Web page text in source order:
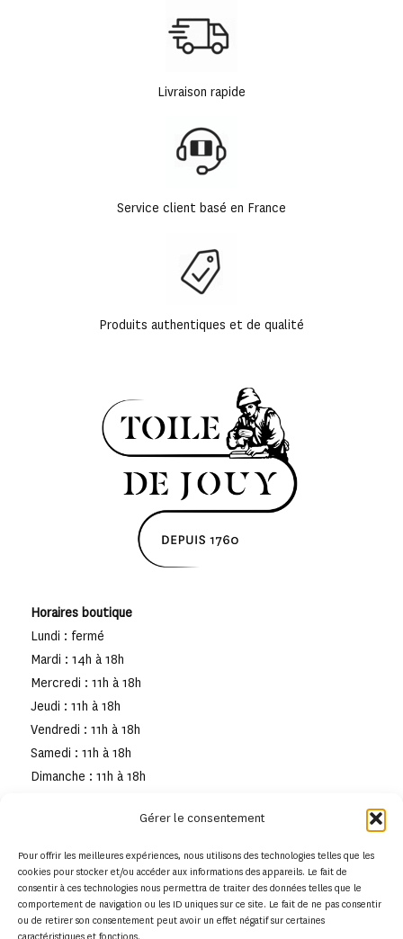
Gérer le consentement
Pour offrir les meilleures expériences, nous utilisons des technologies telles que les
cookies pour stocker et/ou accéder aux informations des appareils. Le fait de
consentir à ces technologies nous permettra de traiter des données telles que le
comportement de navigation ou les ID uniques sur ce site. Le fait de ne pas consentir
ou de retirer son consentement peut avoir un effet négatif sur certaines
Livraison rapide
Service client basé en France
Produits authentiques et de qualité
Horaires boutique
Lundi : fermé
Mardi : 14h à 18h
Mercredi : 11h à 18h
Jeudi : 11h à 18h
Vendredi : 11h à 18h
Samedi : 11h à 18h
Dimanche : 11h à 18h